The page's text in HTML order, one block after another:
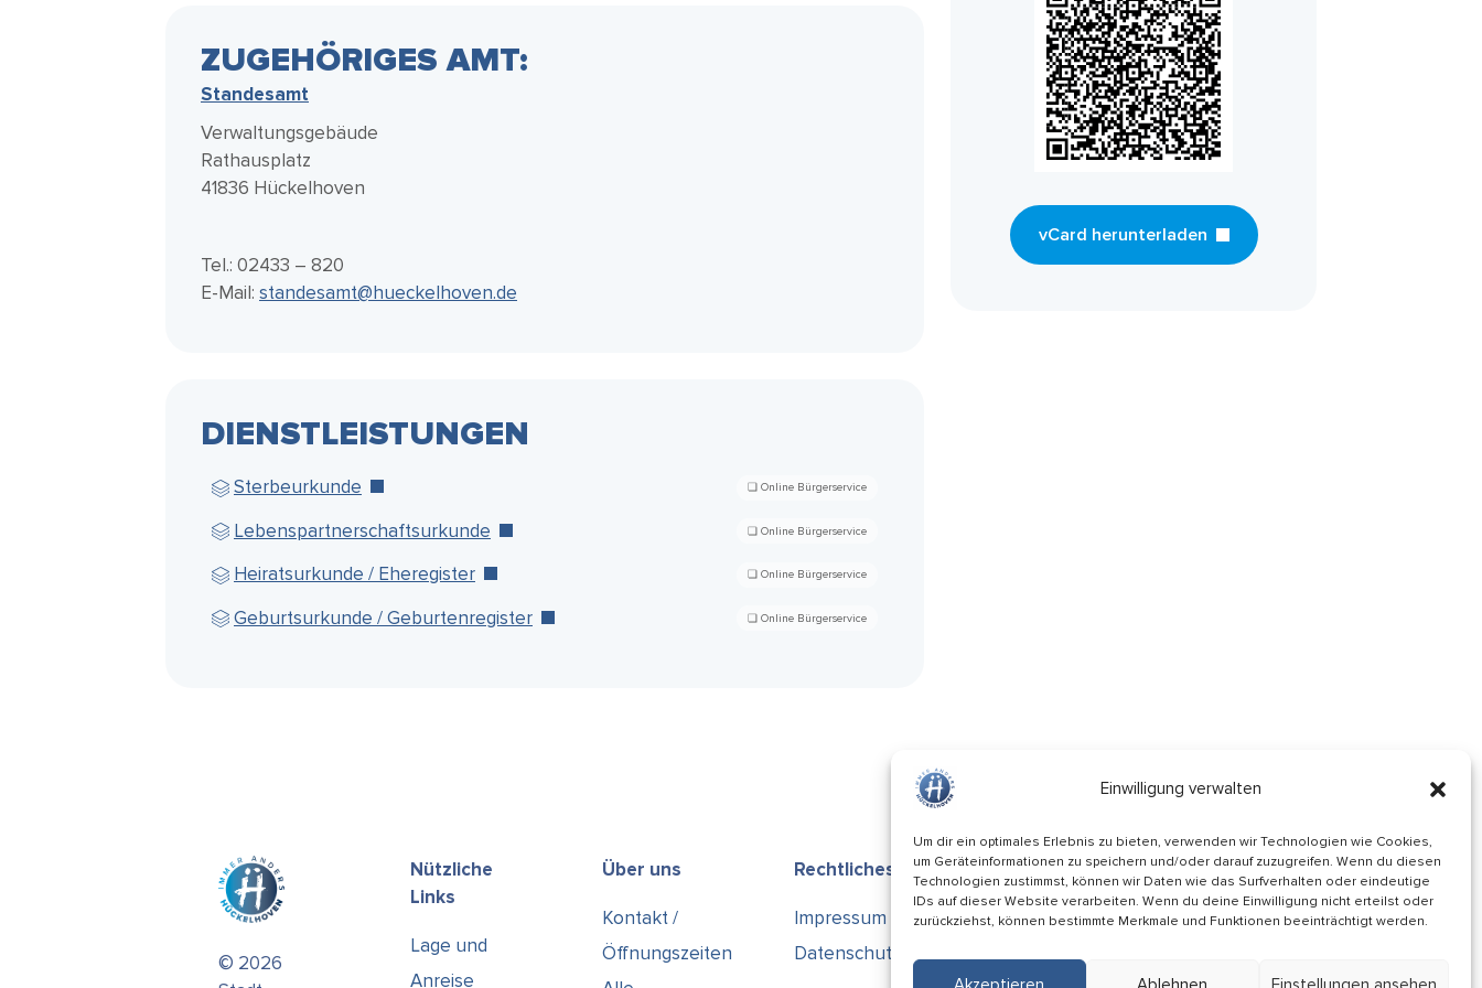
Einwilligung verwalten
Um dir ein optimales Erlebnis zu bieten, verwenden wir Technologien wie Cookies,
um Geräteinformationen zu speichern und/oder darauf zuzugreifen. Wenn du diesen
Technologien zustimmst, können wir Daten wie das Surfverhalten oder eindeutige
IDs auf dieser Website verarbeiten. Wenn du deine Einwilligung nicht erteilst oder
zurückziehst, können bestimmte Merkmale und Funktionen beeinträchtigt werden.
Wie kann ich helfen?
ZUGEHÖRIGES AMT:
Standesamt
Verwaltungsgebäude
Rathausplatz
41836 Hückelhoven
Tel.: 02433 – 820
E-Mail: standesamt@hueckelhoven.de
DIENSTLEISTUNGEN
Sterbeurkunde
Lebenspartnerschaftsurkunde
Heiratsurkunde / Eheregister
Geburtsurkunde / Geburtenregister
vCard herunterladen
© 2026
Nützliche
Links
Lage und
Anreise
Über uns
Kontakt /
Öffnungszeiten
Rechtliches
Impressum
Datenschutz
Informiert bleiben
Folge uns auf